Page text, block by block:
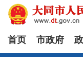
首页 市政府